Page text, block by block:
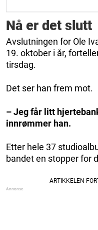
Nå er det slutt
Avslutningen for Ole
19. oktober i år,
tirsdag.
Det ser han frem mot.
– Jeg får litt
innrømmer han.
Etter hele 37
bandet en stopper for